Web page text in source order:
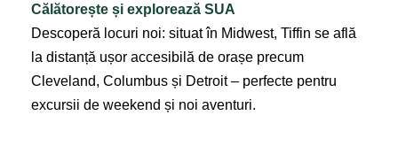
Călătorește și explorează SUA
Descoperă locuri noi: situat în Midwest, Tiffin se află
la distanță ușor accesibilă de orașe precum
Cleveland, Columbus și Detroit – perfecte pentru
excursii de weekend și noi aventuri.